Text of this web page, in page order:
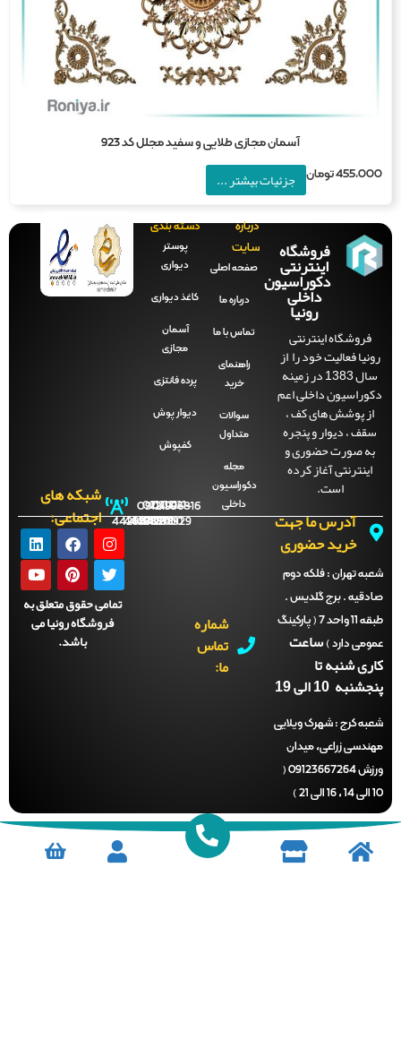
آسمان مجازی طلایی و سفید مجلل کد 923
تومان جزئیات بیشتر ...
فروشگاه
اینترنتی
دکوراسیون
داخلی
رونیا
فروشگاه اینترنتی
فعالیت خود را از
سال 1383 در زمینه
داخلی اعم
پوشش های کف ،
، دیوار و پنجره
صورت حضوری و
اینترنتی آغاز کرده
درباره
سایت
صفحه‌ اصلی
درباره ما
تماس با ما
راهنمای
سوالات
متداول
دکوراسیون
دسته بندی
کاغذ دیواری
آسمان
پرده فانتزی
دیوار پوش
کفپوش
آدرس ما جهت
خرید حضوری
تهران :فلکه دوم
. برج گلدیس .
طبقه 11 واحد 7 ( پارکینگ
دارد )ساعت
شنبه تا
10 الی 19
کرج :شهرک ویلایی
زراعی، میدان
ورزش 09123667264 (
شماره
تماس
09121996816
021-
44288929
021-
44288700
021-
44288701
021-
44288702
شبکه های
اجتماعی:
تمامی حقوق متعلق به
فروشگاه رونیا می
باشد.